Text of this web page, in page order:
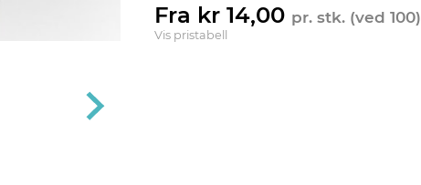
Fra kr 14,00 pr. stk. (ved 100)
Vis pristabell